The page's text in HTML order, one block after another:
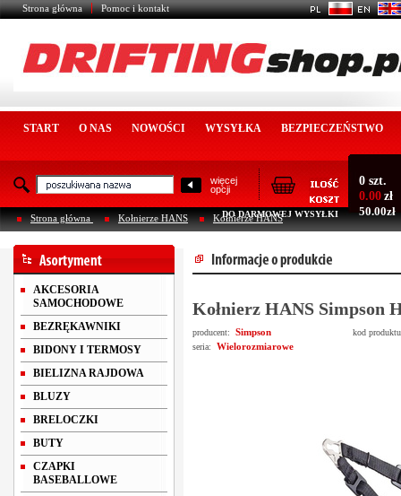
Strona główna Pomoc i kontakt
START O NAS NOWOŚCI WYSYŁKA BEZPIECZEŃSTWO
więcej
opcji
0 szt.
0.00 zł
DO DARMOWEJ WYSYŁKI 50.00zł
Strona główna Kołnierze HANS Kołnierze HANS
AKCESORIA
SAMOCHODOWE
BEZRĘKAWNIKI
BIDONY I TERMOSY
BIELIZNA RAJDOWA
BLUZY
BRELOCZKI
BUTY
CZAPKI
BASEBALLOWE
Kołnierz HANS Simpson
producent: Simpson
kod
seria:
Wielorozmiarowe